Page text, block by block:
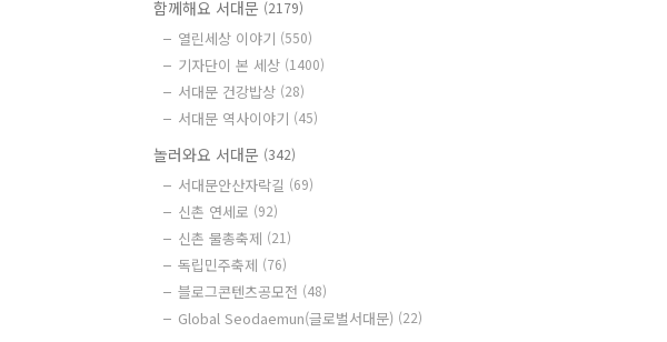
함께해요 서대문 (2179)
열린세상 이야기 (550)
기자단이 본 세상 (1400)
서대문 건강밥상 (28)
서대문 역사이야기 (45)
놀러와요 서대문 (342)
서대문안산자락길 (69)
신촌 연세로 (92)
신촌 물총축제 (21)
독립민주축제 (76)
블로그콘텐츠공모전 (48)
Global Seodaemun(글로벌서대문) (22)